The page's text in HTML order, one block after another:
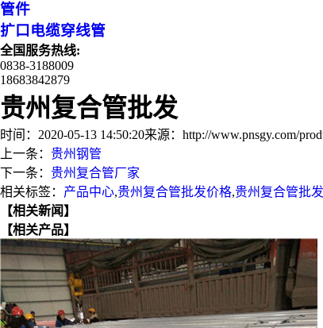
管件
扩口电缆穿线管
全国服务热线:
0838-3188009
18683842879
贵州复合管批发
时间：2020-05-13 14:50:20来源：http://www.pnsgy.com/
上一条： 贵州钢管
下一条： 贵州复合管厂家
相关标签： 产品中心,贵州复合管批发价格,贵州复合管批
【相关新闻】
【相关产品】